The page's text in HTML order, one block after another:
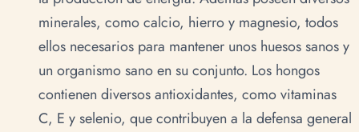
minerales, como calcio, hierro y magnesio, todos
ellos necesarios para mantener unos huesos sanos y
un organismo sano en su conjunto. Los hongos
contienen diversos antioxidantes, como vitaminas
C, E y selenio, que contribuyen a la defensa general